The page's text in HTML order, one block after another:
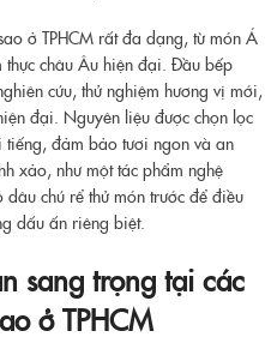
ở TPHCM rất đa dạng, từ món Á
thực châu Âu hiện đại. Đầu bếp
cứu, thử nghiệm hương vị mới,
đại. Nguyên liệu được chọn lọc
tiếng, đảm bảo tươi ngon và an
xảo, như một tác phẩm nghệ
chú rể thử món trước để điều
dấu ấn riêng biệt.
sang trọng tại các
ở TPHCM